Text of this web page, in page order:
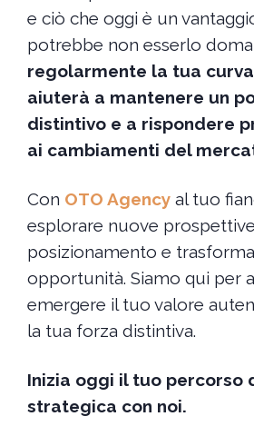
e ciò che oggi è un
potrebbe non esserlo
regolarmente la tua
aiuterà a mantenere un
distintivo e a rispondere
ai cambiamenti del
Con OTO Agencyal tuo
esplorare nuove
posizionamento e
opportunità. Siamo qui per
emergere il tuo valore
la tua forza distintiva.
Inizia oggi il tuo percorso
strategica con noi.